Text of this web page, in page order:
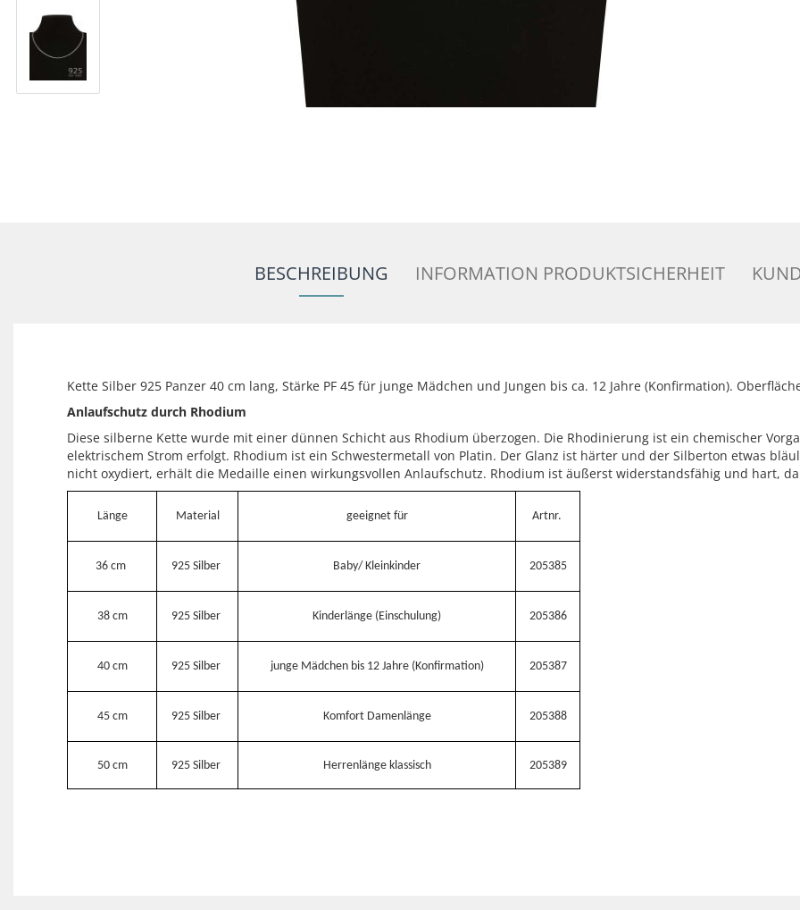
BESCHREIBUNG INFORMATION PRODUKTSICHERHEIT
Kette Silber 925 Panzer 40 cm lang, Stärke PF 45 für junge Mädchen und Jungen bis ca. 12 Jahre (Konfirmation).
Anlaufschutz durch Rhodium
Diese silberne Kette wurde mit einer dünnen Schicht aus Rhodium überzogen. Die Rhodinierung ist ein chemischer
elektrischem Strom erfolgt. Rhodium ist ein Schwestermetall von Platin. Der Glanz ist härter und der Silberton etwas
nicht oxydiert, erhält die Medaille einen wirkungsvollen Anlaufschutz. Rhodium ist äußerst widerstandsfähig und hart,
Länge Material geeignet für Artnr.
36 cm 925 Silber Baby/ Kleinkinder 205385
38 cm 925 Silber Kinderlänge (Einschulung) 205386
40 cm 925 Silber junge Mädchen bis 12 Jahre (Konfirmation) 205387
45 cm 925 Silber Komfort Damenlänge 205388
50 cm 925 Silber Herrenlänge klassisch 205389